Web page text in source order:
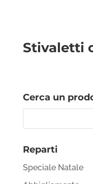
Stivaletti
Cerca un
Reparti
Speciale Natale